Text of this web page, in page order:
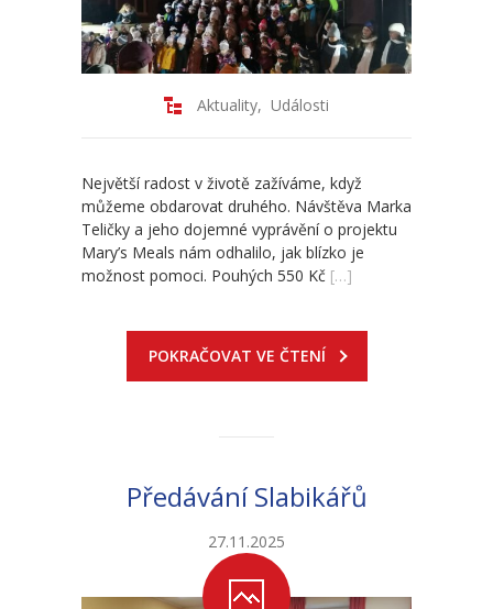
-- Odhlášení stravy
-- Vnitřní řád ŠJ
-- Seznam alergenů
-- Úřední deska a dokumenty
-- Klub rodičů
-- Školní poradenské pracoviště ZŠ a MŠ
-- GDPR
-- Sportovní areál
---- Tělocvična
Aktuality, Události
Největší radost v životě zažíváme, když
můžeme obdarovat druhého. Návštěva Marka
Teličky a jeho dojemné vyprávění o projektu
Mary’s Meals nám odhalilo, jak blízko je
možnost pomoci. Pouhých 550 Kč […]
POKRAČOVAT VE ČTENÍ
Předávání Slabikářů
27.11.2025